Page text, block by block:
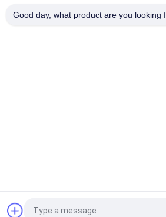
Αίτηση κράτησης
Good day, what product are you looking